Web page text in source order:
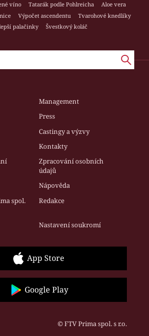
víno Tatarák podle Pohlreicha
Aloe vera
Výpočet ascendentu
Tvarohové knedlíky
palačinky
Švestkový koláč
Management
Press
Castingy a výzvy
Kontakty
Zpracování osobních
údajů
Nápověda
spol.
Redakce
Nastavení soukromí
App Store
Google Play
© FTV Prima spol. s r.o.